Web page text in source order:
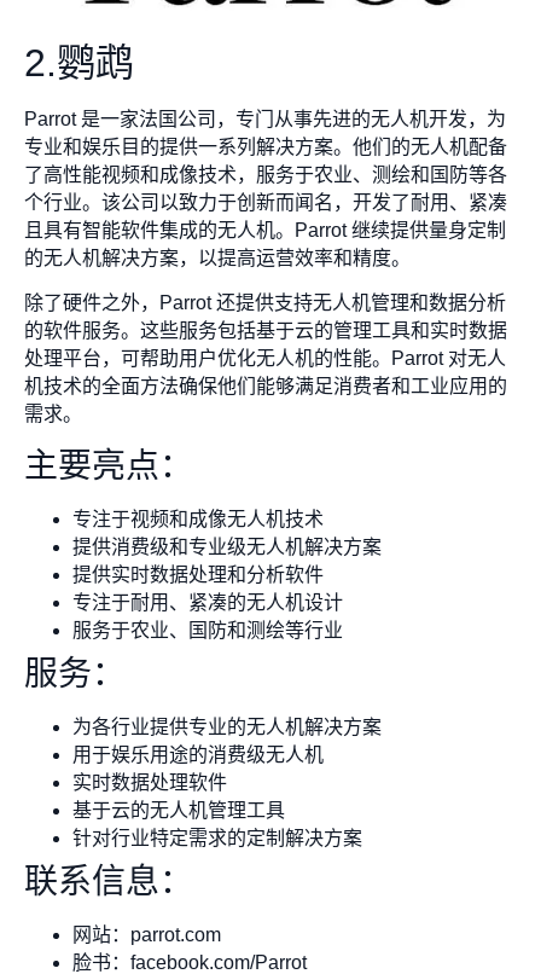
2.鹦鹉
Parrot 是一家法国公司，专门从事先进的无人机开发，为
专业和娱乐目的提供一系列解决方案。他们的无人机配备
了高性能视频和成像技术，服务于农业、测绘和国防等各
个行业。该公司以致力于创新而闻名，开发了耐用、紧凑
且具有智能软件集成的无人机。Parrot 继续提供量身定制
的无人机解决方案，以提高运营效率和精度。
除了硬件之外，Parrot 还提供支持无人机管理和数据分析
的软件服务。这些服务包括基于云的管理工具和实时数据
处理平台，可帮助用户优化无人机的性能。Parrot 对无人
机技术的全面方法确保他们能够满足消费者和工业应用的
需求。
主要亮点：
专注于视频和成像无人机技术
提供消费级和专业级无人机解决方案
提供实时数据处理和分析软件
专注于耐用、紧凑的无人机设计
服务于农业、国防和测绘等行业
服务：
为各行业提供专业的无人机解决方案
用于娱乐用途的消费级无人机
实时数据处理软件
基于云的无人机管理工具
针对行业特定需求的定制解决方案
联系信息：
网站：parrot.com
脸书：facebook.com/Parrot